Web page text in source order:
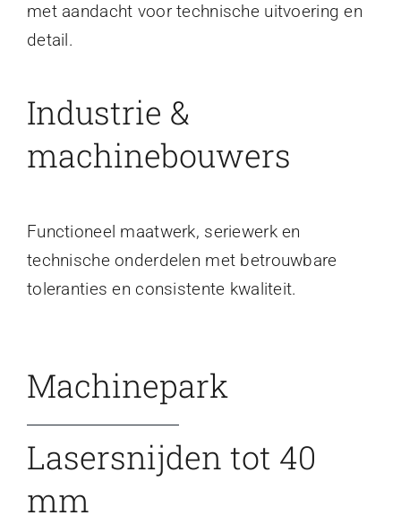
met aandacht voor technische uitvoering en
detail.
Industrie &
machinebouwers
Functioneel maatwerk, seriewerk en
technische onderdelen met betrouwbare
toleranties en consistente kwaliteit.
Machinepark
Lasersnijden tot 40
mm